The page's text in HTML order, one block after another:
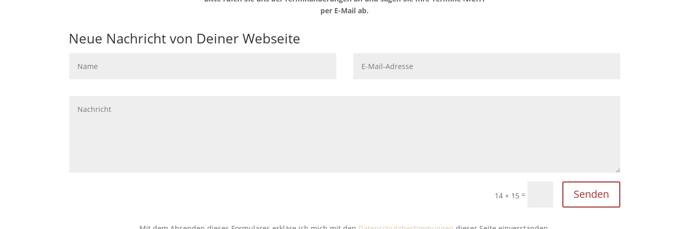
per E-Mail ab.
Neue Nachricht von Deiner Webseite
14 + 15 = Senden